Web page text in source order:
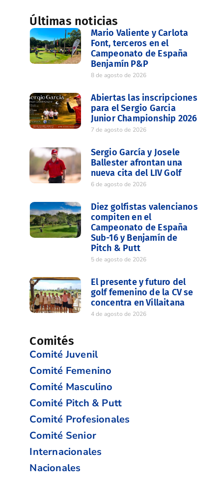
Últimas noticias
Mario Valiente y Carlota
Font, terceros en el
Campeonato de España
Benjamín P&P
8 de agosto de 2026
Abiertas las inscripciones
para el Sergio Garcia
Junior Championship 2026
7 de agosto de 2026
Sergio García y Josele
Ballester afrontan una
nueva cita del LIV Golf
6 de agosto de 2026
Diez golfistas valencianos
compiten en el
Campeonato de España
Sub-16 y Benjamín de
Pitch & Putt
5 de agosto de 2026
El presente y futuro del
golf femenino de la CV se
concentra en Villaitana
4 de agosto de 2026
Comités
Comité Juvenil
Comité Femenino
Comité Masculino
Comité Pitch & Putt
Comité Profesionales
Comité Senior
Internacionales
Nacionales